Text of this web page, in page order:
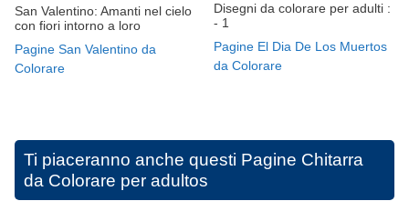
San Valentino: Amanti nel cielo
con fiori intorno a loro
Pagine San Valentino da
Colorare
Disegni da colorare per adulti :
- 1
Pagine El Dia De Los Muertos
da Colorare
Ti piaceranno anche questi Pagine Chitarra
da Colorare per adultos